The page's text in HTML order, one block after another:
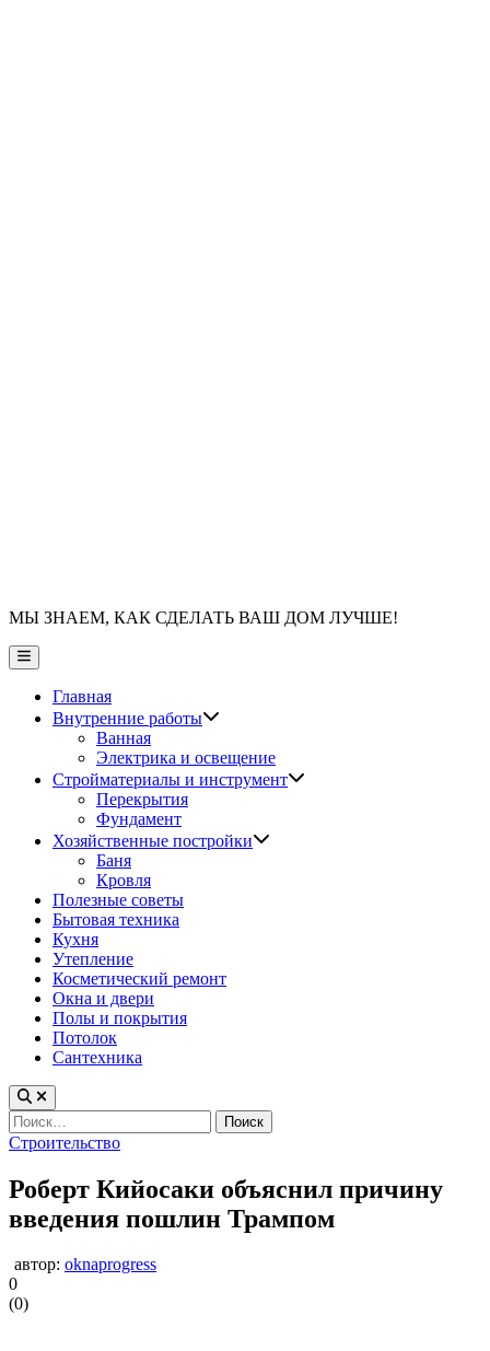
МЫ ЗНАЕМ, КАК СДЕЛАТЬ ВАШ ДОМ ЛУЧШЕ!
Главное
меню
Главная
Внутренние работы
Ванная
Электрика и освещение
Стройматериалы и инструмент
Перекрытия
Фундамент
Хозяйственные постройки
Баня
Кровля
Полезные советы
Бытовая техника
Кухня
Утепление
Косметический ремонт
Окна и двери
Полы и покрытия
Потолок
Сантехника
Найти:
Опубликовано
Строительство
Роберт Кийосаки объяснил причину
введения пошлин Трампом
автор: oknaprogress
0
(0)